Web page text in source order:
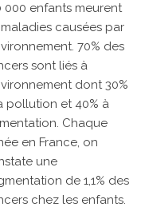
000 enfants meurent
causées par
70% des
sont liés à
dont 30%
pollution et 40% à
Chaque
en France, on
une
de 1,1% des
chez les enfants.